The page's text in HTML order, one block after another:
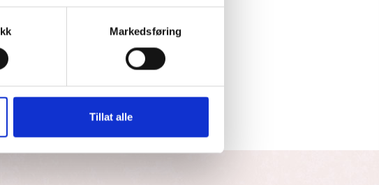
Markedsføring
Tillat alle